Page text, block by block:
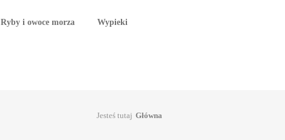
Ryby i owoce morza Wypieki
Jesteś tutaj Główna